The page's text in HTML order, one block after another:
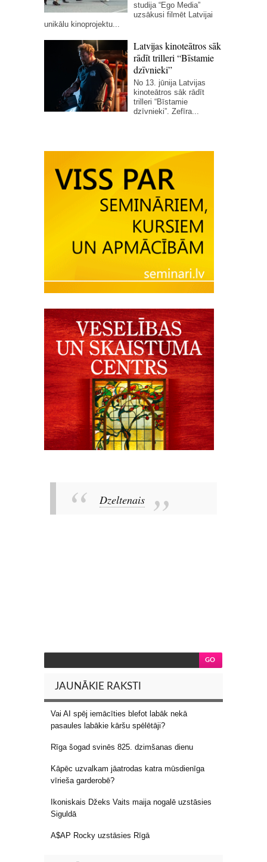
studija “Ego Media”
uzsākusi filmēt Latvijai
unikālu kinoprojektu...
Latvijas kinoteātros sāk
rādīt trilleri “Bīstamie
dzīvnieki”
No 13. jūnija Latvijas
kinoteātros sāk rādīt
trilleri “Bīstamie
dzīvnieki”. Zefīra...
Dzeltenais
JAUNĀKIE RAKSTI
Vai AI spēj iemācīties blefot labāk nekā
pasaules labākie kāršu spēlētāji?
Rīga šogad svinēs 825. dzimšanas dienu
Kāpēc uzvalkam jāatrodas katra mūsdienīga
vīrieša garderobē?
Ikoniskais Džeks Vaits maija nogalē uzstāsies
Siguldā
A$AP Rocky uzstāsies Rīgā